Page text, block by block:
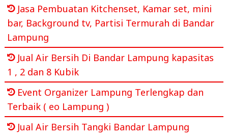
Jasa Pembuatan Kitchenset, Kamar set, mini
bar, Background tv, Partisi Termurah di Bandar
Lampung
Jual Air Bersih Di Bandar Lampung kapasitas
1 , 2 dan 8 Kubik
Event Organizer Lampung Terlengkap dan
Terbaik ( eo Lampung )
Jual Air Bersih Tangki Bandar Lampung